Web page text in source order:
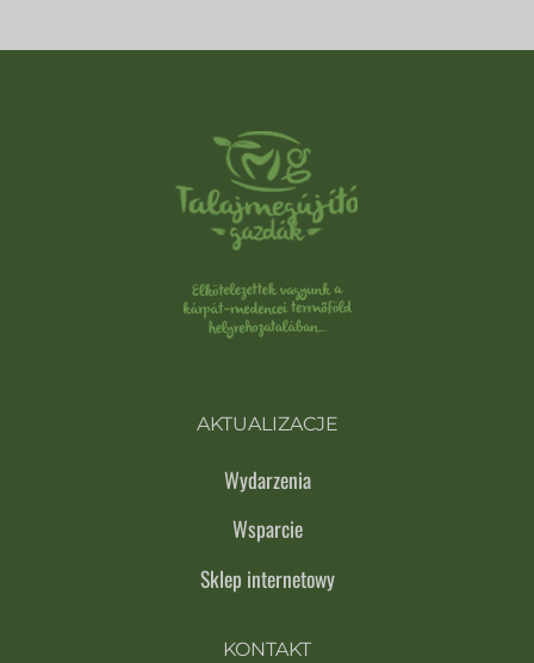
AKTUALIZACJE
Wydarzenia
Wsparcie
Sklep internetowy
KONTAKT